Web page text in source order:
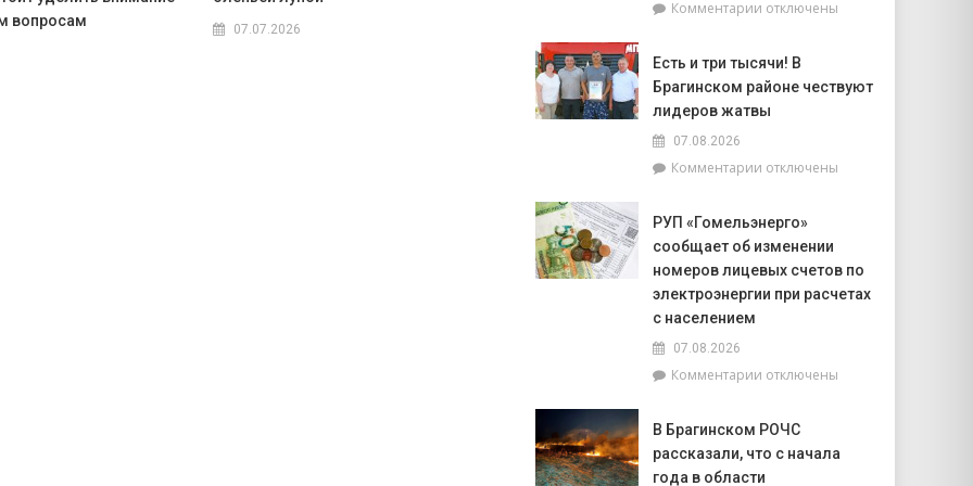
вопросам
07.07.2026
попасть
«Зов
Полесья»
Комментариик
на
селе
и
Александр
Вилейский
район
отключены
Есть и три тысячи! В
Брагинском районе чествуют
лидеров жатвы
07.08.2026
Комментариик
и
три
тысячи!
В
лидеров
отключены
РУП «Гомельэнерго»
сообщает об изменении
номеров лицевых счетов по
электроэнергии при расчетах
с населением
07.08.2026
Комментариик
«Гомельэнерго»
сообщает
об
отключены
В Брагинском РОЧС
рассказали, что с начала
года в области